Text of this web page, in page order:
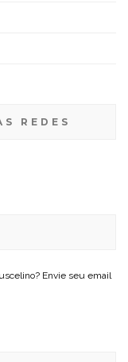
REDES
Envie seu email